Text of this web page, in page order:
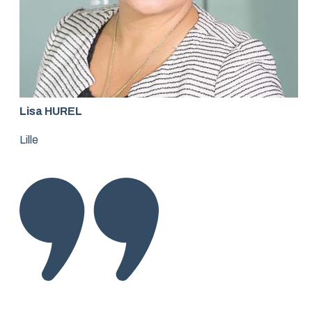
Lisa HUREL
Lille